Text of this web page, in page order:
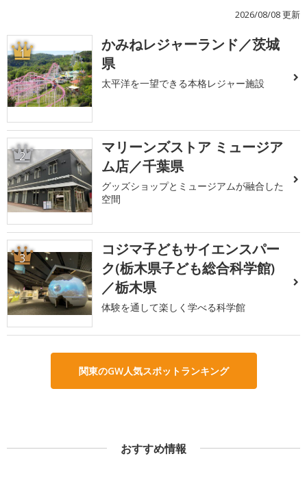
2026/08/08 更新
1
かみねレジャーランド／茨城
県
太平洋を一望できる本格レジャー施設
2
マリーンズストア ミュージア
ム店／千葉県
グッズショップとミュージアムが融合した
空間
3
コジマ子どもサイエンスパー
ク(栃木県子ども総合科学館)
／栃木県
体験を通して楽しく学べる科学館
関東のGW人気スポットランキング
おすすめ情報